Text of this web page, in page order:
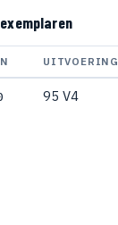
UITVOERING
95 V4